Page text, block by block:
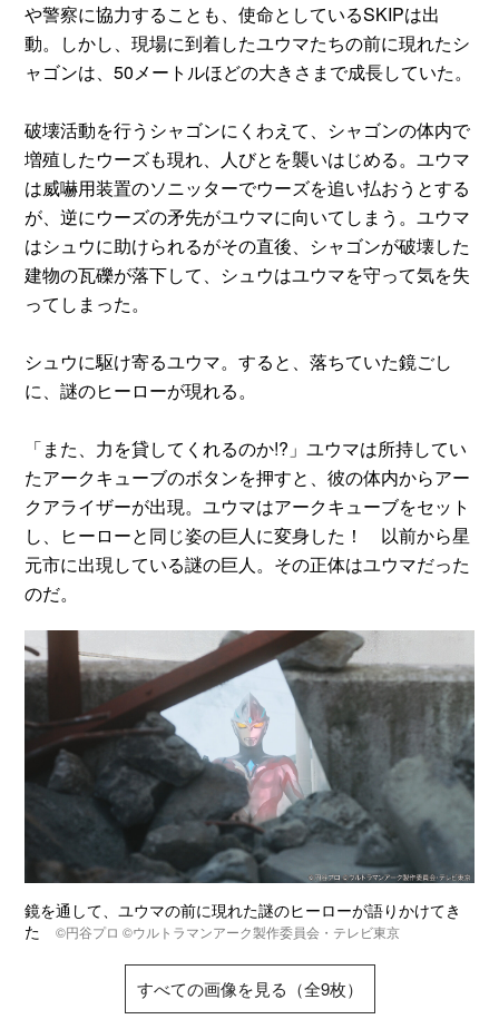
や警察に協力することも、使命としているSKIPは出
動。しかし、現場に到着したユウマたちの前に現れたシ
ャゴンは、50メートルほどの大きさまで成長していた。
破壊活動を行うシャゴンにくわえて、シャゴンの体内で
増殖したウーズも現れ、人びとを襲いはじめる。ユウマ
は威嚇用装置のソニッターでウーズを追い払おうとする
が、逆にウーズの矛先がユウマに向いてしまう。ユウマ
はシュウに助けられるがその直後、シャゴンが破壊した
建物の瓦礫が落下して、シュウはユウマを守って気を失
ってしまった。
シュウに駆け寄るユウマ。すると、落ちていた鏡ごし
に、謎のヒーローが現れる。
「また、力を貸してくれるのか!?」ユウマは所持してい
たアークキューブのボタンを押すと、彼の体内からアー
クアライザーが出現。ユウマはアークキューブをセット
し、ヒーローと同じ姿の巨人に変身した！ 以前から星
元市に出現している謎の巨人。その正体はユウマだった
のだ。
鏡を通して、ユウマの前に現れた謎のヒーローが語りかけてき
た©円谷プロ ©ウルトラマンアーク製作委員会・テレビ東京
すべての画像を見る（全9枚）